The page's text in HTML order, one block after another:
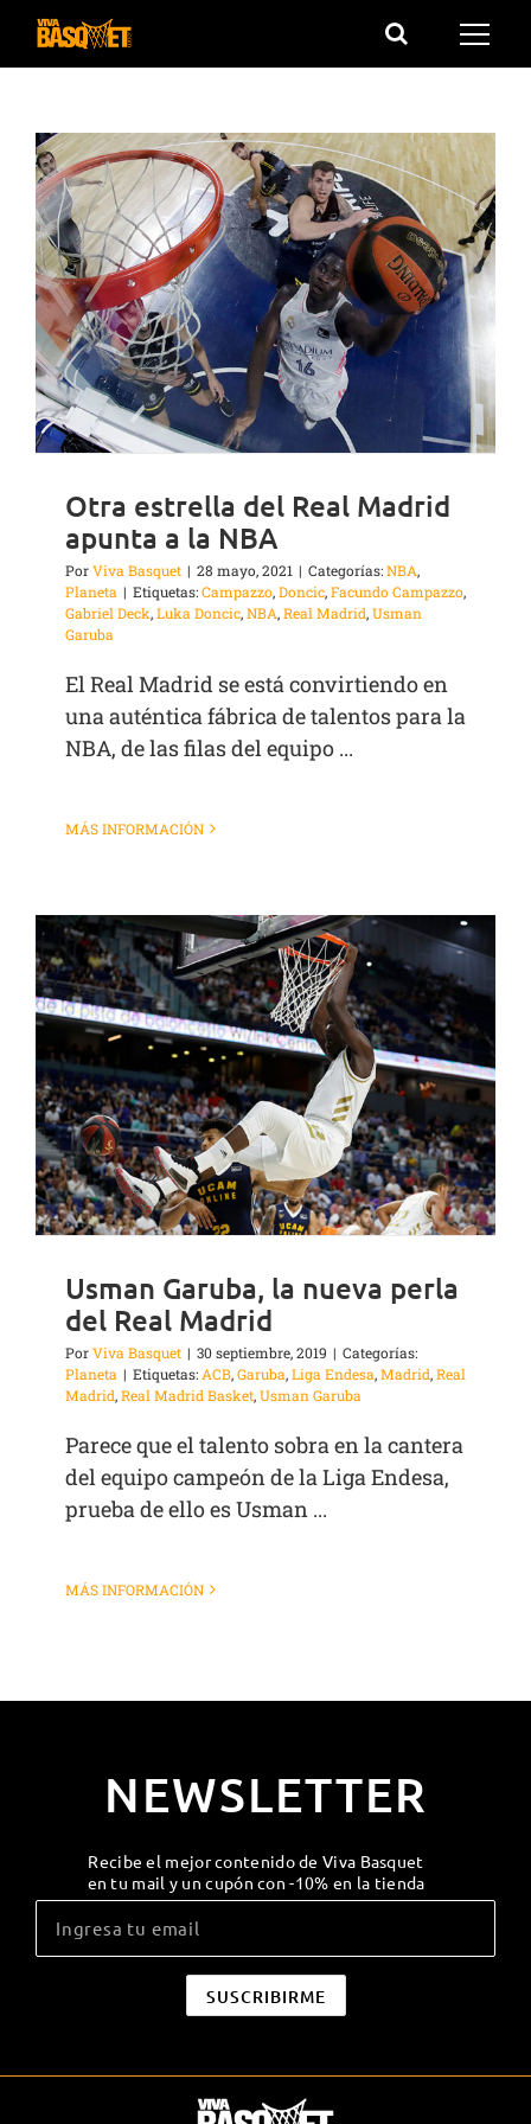
Saltar
Otra estrella del Real Madrid
apunta a la NBA
PorViva Basquet | 28 mayo, 2021 | Categorías:NBA,
Planeta | Etiquetas:Campazzo,Doncic,Facundo Campazzo,
Gabriel Deck,Luka Doncic,NBA,Real Madrid,Usman
Garuba
El Real Madrid se está convirtiendo en
una auténtica fábrica de talentos para la
NBA, de las filas del equipo ...
MÁS INFORMACIÓN
Usman Garuba, la nueva perla
del Real Madrid
PorViva Basquet | 30 septiembre, 2019 | Categorías:
Planeta | Etiquetas: ACB,Garuba,Liga Endesa,Madrid,Real
Madrid,Real Madrid Basket,Usman Garuba
Parece que el talento sobra en la cantera
del equipo campeón de la Liga Endesa,
prueba de ello es Usman ...
MÁS INFORMACIÓN
NEWSLETTER
Recibe el mejor contenido de Viva Basquet
en tu mail y un cupón con -10% en la tienda